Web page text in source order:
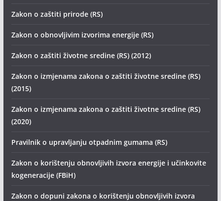
Zakon o zaštiti prirode (RS)
Zakon o obnovljivim izvorima energije (RS)
Zakon o zaštiti životne sredine (RS) (2012)
Zakon o izmjenama zakona o zaštiti životne sredine (RS)
(2015)
Zakon o izmjenama zakona o zaštiti životne sredine (RS)
(2020)
Pravilnik o upravljanju otpadnim gumama (RS)
Zakon o korištenju obnovljivih izvora energije i učinkovite
kogeneracije (FBiH)
Zakon o dopuni zakona o korištenju obnovljivih izvora